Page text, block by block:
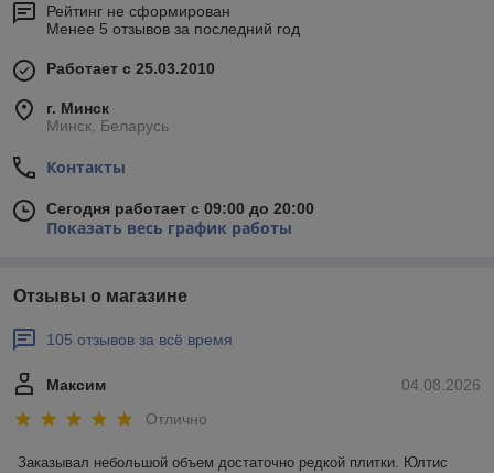
Рейтинг не сформирован
Менее 5 отзывов за последний год
Работает с 25.03.2010
г. Минск
Минск, Беларусь
Контакты
Сегодня работает с 09:00 до 20:00
Показать весь график работы
Отзывы о магазине
105 отзывов за всё время
04.08.2026
Максим
Отлично
Заказывал небольшой объем достаточно редкой плитки. Юлтис